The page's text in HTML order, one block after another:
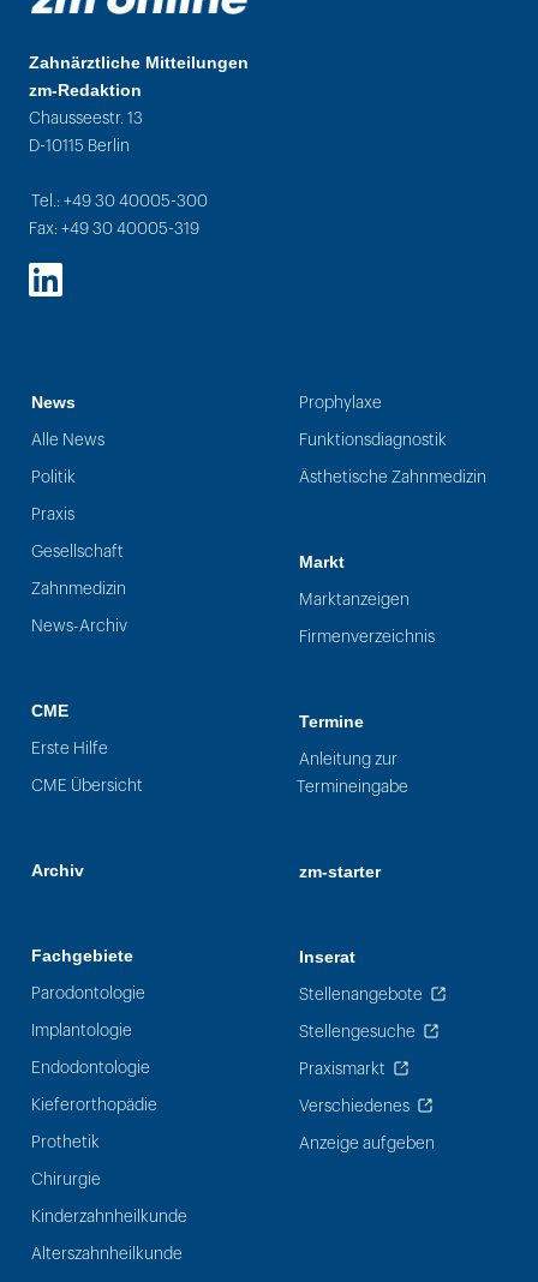
Zahnärztliche Mitteilungen
zm-Redaktion
Chausseestr. 13
D-10115 Berlin
Tel.: +49 30 40005-300
Fax: +49 30 40005-319
LinkedIn
News
Alle News
Politik
Praxis
Gesellschaft
Zahnmedizin
News-Archiv
CME
Erste Hilfe
CME Übersicht
Archiv
Fachgebiete
Parodontologie
Implantologie
Endodontologie
Kieferorthopädie
Prothetik
Chirurgie
Kinderzahnheilkunde
Alterszahnheilkunde
Prophylaxe
Funktionsdiagnostik
Ästhetische Zahnmedizin
Markt
Marktanzeigen
Firmenverzeichnis
Termine
Anleitung zur
Termineingabe
zm-starter
Inserat
Stellenangebote
Stellengesuche
Praxismarkt
Verschiedenes
Anzeige aufgeben